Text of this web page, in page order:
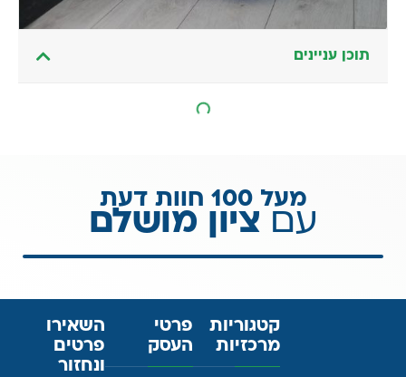
תוכן עניינים
מעל 100 חוות דעת
עםציון מושלם
קטגוריות
מרכזיות
פרטי
העסק
השאירו
פרטים
ונחזור